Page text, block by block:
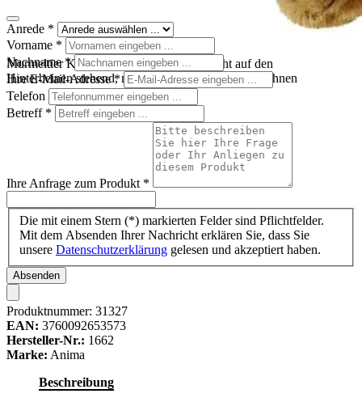
Murmeltier Kuscheltier von Anima, aufrecht auf den
Hinterbeinen stehend, mit braunem Fell und Nagezähnen
Anrede *
Vorname *
Nachname*
Ihre E-Mail-Adresse*
Telefon
Betreff *
Ihre Anfrage zum Produkt *
Die mit einem Stern (*) markierten Felder sind Pflichtfelder.
Mit dem Absenden Ihrer Nachricht erklären Sie, dass Sie
unsere Datenschutzerklärung gelesen und akzeptiert haben.
Absenden
Produktnummer: 31327
EAN: 3760092653573
Hersteller-Nr.: 1662
Marke: Anima
Beschreibung